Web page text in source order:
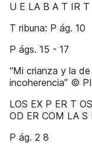
U E LA B A T IR
T ribuna: P ág. 10
P ágs. 15 - 17
“Mi crianza y la
incoherencia” ©
LOS EX P ER T
OD ER COM LA S
P ág. 2 8